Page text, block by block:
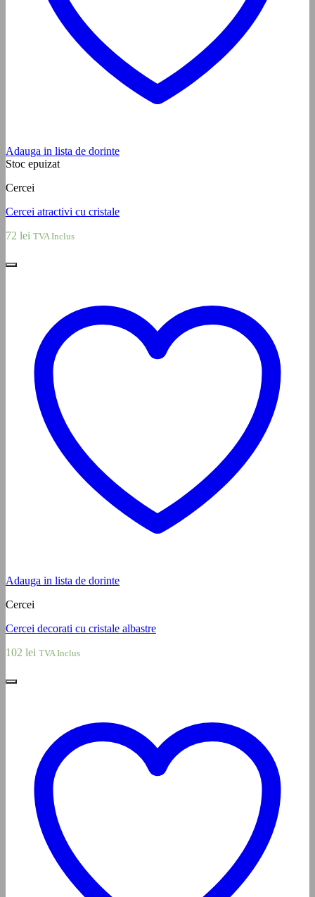
Adauga in lista de dorinte
Stoc epuizat
Cercei
Cercei atractivi cu cristale
72 lei TVA Inclus
Adauga in lista de dorinte
Cercei
Cercei decorati cu cristale albastre
102 lei TVA Inclus